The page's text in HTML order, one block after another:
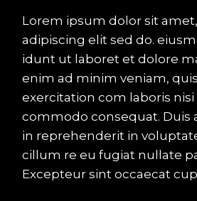
Lorem ipsum dolor sit
adipiscing elit sed do.
idunt ut laboret et dolore
enim ad minim veniam,
exercitation com laboris nisi
commodo consequat. Duis
in reprehenderit in
cillum re eu fugiat nullate
Excepteur sint occaecat